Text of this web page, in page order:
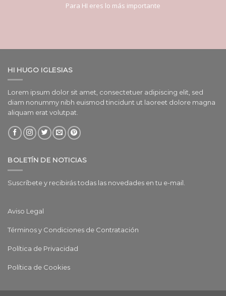
Para HI eres lo más importante
HI HUGO IGLESIAS
Lorem ipsum dolor sit amet, consectetuer adipiscing elit, sed
diam nonummy nibh euismod tincidunt ut laoreet dolore magna
aliquam erat volutpat.
BOLETÍN DE NOTICIAS
Suscríbete y recibirás todas las novedades en tu e-mail.
Aviso Legal
Términos y Condiciones de Contratación
Política de Privacidad
Política de Cookies